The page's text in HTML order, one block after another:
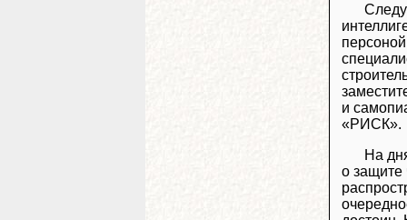
и
«РИСК».
На
о защите